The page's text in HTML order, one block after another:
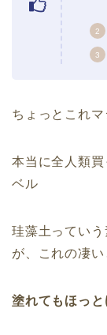
ちょっとこれ
本当に全人類
ベル
珪藻土ってい
が、これの凄い
塗れてもほっと